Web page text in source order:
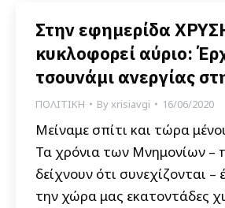
Στην εφημερίδα
κυκλοφορεί αύριο:
τσουνάμι ανεργίας
ΠΟΛΙΤΙΚΗ Byxrisiavgi 16/06/2020
Μείναμε σπίτι και τώρα
Τα χρόνια των Μνημονίων –
δείχνουν ότι συνεχίζονται
την χώρα μας εκατοντάδες